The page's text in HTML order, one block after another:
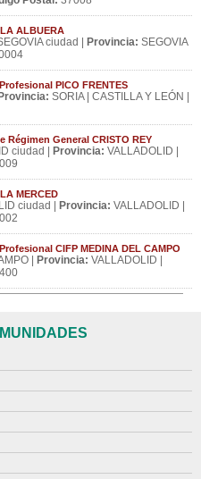
ALBUERA
ciudad | Provincia: SEGOVIA
PICO FRENTES
Provincia: SORIA | CASTILLA Y LEÓN |
Régimen General CRISTO REY
ciudad | Provincia: VALLADOLID |
MERCED
ciudad | Provincia: VALLADOLID |
CIFP MEDINA DEL CAMPO
| Provincia: VALLADOLID |